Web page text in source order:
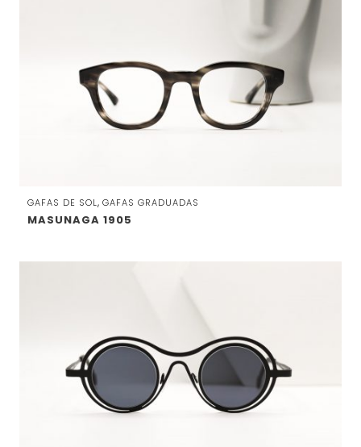
GAFAS DE SOL, GAFAS GRADUADAS
MASUNAGA 1905